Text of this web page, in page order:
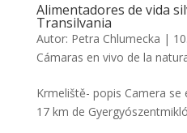
Alimentadores de vida
Transilvania
Autor: Petra Chlumecka |
Cámaras en vivo de la
Krmeliště- popis Camera se
17 km de